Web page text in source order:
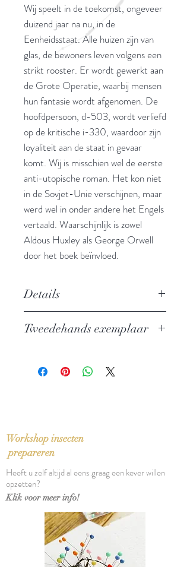
Wij speelt in de toekomst, ongeveer
duizend jaar na nu, in de
Eenheidsstaat. Alle huizen zijn van
glas, de bewoners leven volgens een
strikt rooster. Er wordt gewerkt aan
de Grote Operatie, waarbij mensen
hun fantasie wordt afgenomen. De
hoofdpersoon, d-503, wordt verliefd
op de kritische i-330, waardoor zijn
loyaliteit aan de staat in gevaar
komt. Wij is misschien wel de eerste
anti-utopische roman. Het kon niet
in de Sovjet-Unie verschijnen, maar
werd wel in onder andere het Engels
vertaald. Waarschijnlijk is zowel
Aldous Huxley als George Orwell
door het boek beïnvloed.
Details
Uitgever: Atlas
Taal: Nederlands
Verschijningsdatum: 2011
Aantal pagina's: 187
Tweedehands exemplaar
Workshop insecten
prepareren
Heeft u zelf altijd al eens graag een kever willen
opzetten?
Klik voor meer info!